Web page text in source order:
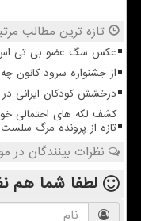
تازه ترین مطالب
عکس سگ عضو بی تی اس
از جشنواره سرود کانون
درخشش کودکان ایرانی
کشف لکه های احتمالی
تازه از پرونده مرگ سلست
نظرات بینندگان در
لطفا شما هم